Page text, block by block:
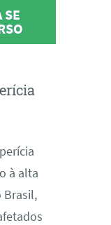
SE
à alta
Brasil,